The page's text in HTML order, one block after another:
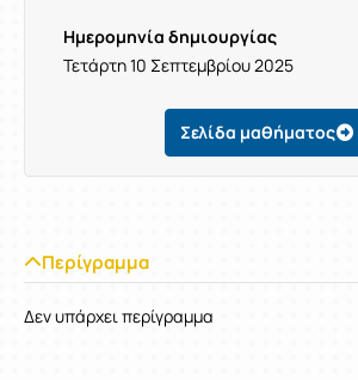
Ημερομηνία δημιουργίας
Τετάρτη 10 Σεπτεμβρίου 2025
Σελίδα μαθήματος
Περίγραμμα
Δεν υπάρχει περίγραμμα